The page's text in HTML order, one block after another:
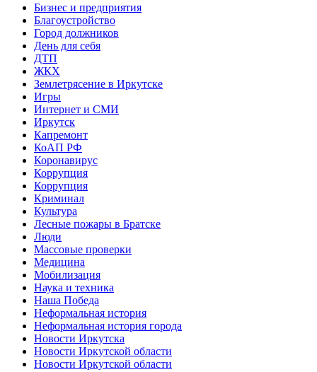
Бизнес и предприятия
Благоустройство
Город должников
День для себя
ДТП
ЖКХ
Землетрясение в Иркутске
Игры
Интернет и СМИ
Иркутск
Капремонт
КоАП РФ
Коронавирус
Коррупция
Коррупция
Криминал
Культура
Лесные пожары в Братске
Люди
Массовые проверки
Медицина
Мобилизация
Наука и техника
Наша Победа
Неформальная история
Неформальная история города
Новости Иркутска
Новости Иркутской области
Новости Иркутской области